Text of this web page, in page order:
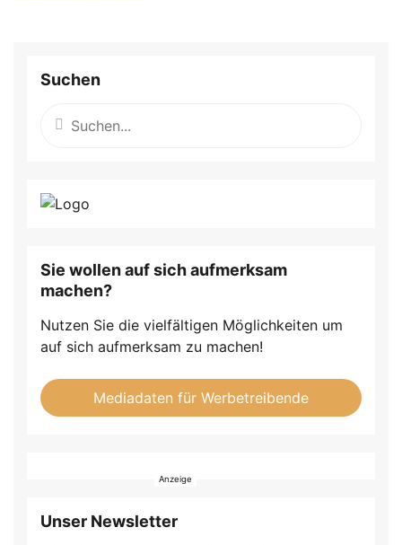
Suchen
Sie wollen auf sich aufmerksam
machen?
Nutzen Sie die vielfältigen Möglichkeiten um
auf sich aufmerksam zu machen!
Mediadaten für Werbetreibende
Unser Newsletter